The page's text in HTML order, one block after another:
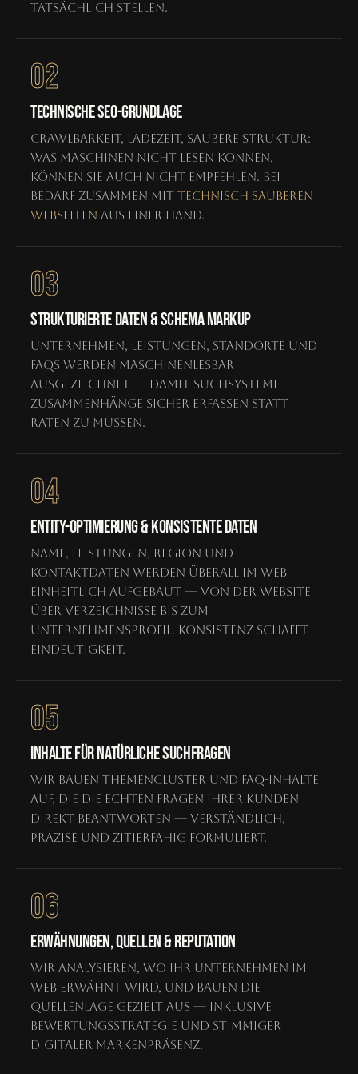
tatsächlich stellen.
02
TECHNISCHE SEO-GRUNDLAGE
Crawlbarkeit, Ladezeit, saubere Struktur:
Was Maschinen nicht lesen können,
können sie auch nicht empfehlen. Bei
Bedarf zusammen mit technisch sauberen
Webseiten aus einer Hand.
03
STRUKTURIERTE DATEN & SCHEMA MARKUP
Unternehmen, Leistungen, Standorte und
FAQs werden maschinenlesbar
ausgezeichnet — damit Suchsysteme
Zusammenhänge sicher erfassen statt
raten zu müssen.
04
ENTITY-OPTIMIERUNG & KONSISTENTE DATEN
Name, Leistungen, Region und
Kontaktdaten werden überall im Web
einheitlich aufgebaut — von der Website
über Verzeichnisse bis zum
Unternehmensprofil. Konsistenz schafft
Eindeutigkeit.
05
INHALTE FÜR NATÜRLICHE SUCHFRAGEN
Wir bauen Themencluster und FAQ-Inhalte
auf, die die echten Fragen Ihrer Kunden
direkt beantworten — verständlich,
präzise und zitierfähig formuliert.
06
ERWÄHNUNGEN, QUELLEN & REPUTATION
Wir analysieren, wo Ihr Unternehmen im
Web erwähnt wird, und bauen die
Quellenlage gezielt aus — inklusive
Bewertungsstrategie und stimmiger
digitaler Markenpräsenz.